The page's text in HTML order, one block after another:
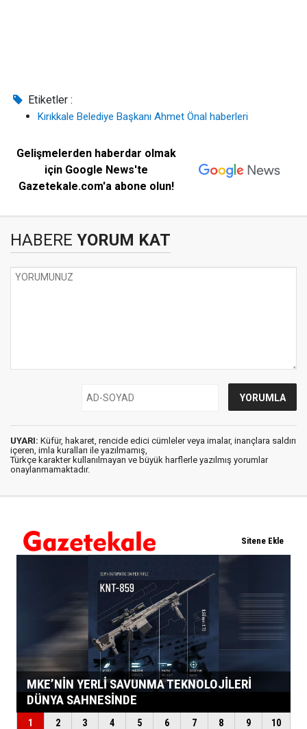
Etiketler :
Kırıkkale Belediye Başkanı Ahmet Önal haberleri
Gelişmelerden haberdar olmak
için Google News'te
Gazetekale.com'a abone olun!
HABERE YORUM KAT
UYARI: Küfür, hakaret, rencide edici cümleler veya imalar, inançlara saldırı
içeren, imla kuralları ile yazılmamış,
Türkçe karakter kullanılmayan ve büyük harflerle yazılmış yorumlar
onaylanmamaktadır.